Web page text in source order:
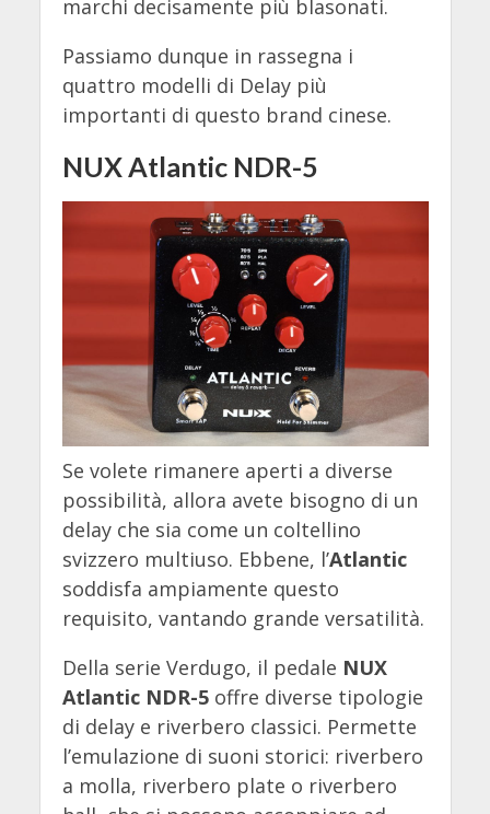
marchi decisamente più blasonati.
Passiamo dunque in rassegna i
quattro modelli di Delay più
importanti di questo brand cinese.
NUX Atlantic NDR-5
Se volete rimanere aperti a diverse
possibilità, allora avete bisogno di un
delay che sia come un coltellino
svizzero multiuso. Ebbene, l’Atlantic
soddisfa ampiamente questo
requisito, vantando grande versatilità.
Della serie Verdugo, il pedale NUX
Atlantic NDR-5offre diverse tipologie
di delay e riverbero classici. Permette
l’emulazione di suoni storici: riverbero
a molla, riverbero plate o riverbero